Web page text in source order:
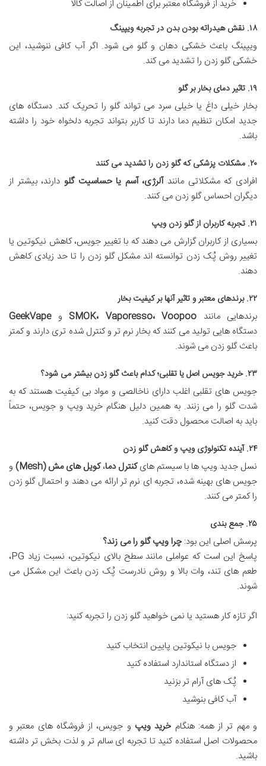
خرید از فروشگاه معتبر برای اطمینان از اصالت کالا
۱۸. نقش هیدراته بودن بدن در تجربه ویپینگ
ویپینگ باعث خشکی دهان و گلو می شود. اگر آب کافی ننوشید، این
خشکی گلو زدن را تشدید می کند.
۱۹. تاثیر دمای بخار بر گلو
بخار خیلی داغ یا خیلی سرد می تواند گلو را تحریک کند. دستگاه های
جدید امکان تنظیم دما دارند تا کاربر بتواند تجربه دلخواه خود را داشته
باشد.
۲۰. مشکلات پزشکی که گلو زدن را تشدید می کنند
افرادی که مشکلاتی مانندآلرژی، آسم یا حساسیت گلو دارند، بیشتر از
دیگران احساس گلو زدن می کنند.
۲۱. تجربه کاربران از گلو زدن ویپ
بسیاری از کاربران گزارش می دهند که با تغییر جویس، کاهش نیکوتین یا
تغییر روش پُک زدن توانسته اند مشکل گلو زدن را تا حد زیادی کاهش
دهند.
۲۲. برندهای معتبر و تاثیر آنها بر کیفیت بخار
برندهایی مانند SMOK، Vaporesso، Voopoo وGeekVape
دستگاه هایی تولید می کنند که بخار نرم تر و کنترل شده تری دارند و کمتر
باعث گلو زدن می شوند.
۲۳. خرید جویس اصل یا تقلبی؛ کدام باعث گلو زدن بیشتر می شود؟
جویس های تقلبی اغلب دارای ناخالصی و مواد بی کیفیت هستند که به
شدت گلو را می زنند. به همین دلیل هنگام خرید ویپ و جویس، حتماً
باید به اصالت محصول دقت کنید.
۲۴. آینده تکنولوژی ویپ و کاهش گلو زدن
نسل جدید ویپ ها با سیستم هایکنترل دما،کویل های مش (Mesh)
و
جویس های بهینه شده، تجربه ای نرم تر ارائه می دهند و احتمال گلو زدن
را کمتر می کنند.
۲۵. جمع بندی
پرسش اصلی این بود:چرا ویپ گلو را می زند؟
پاسخ این است که عواملی مانند سطح بالای نیکوتین، نسبت زیاد PG،
طعم های تند، وات بالا و روش نادرست پُک زدن باعث این مشکل می
شوند.
اگر تازه کار هستید یا نمی خواهید گلو زدن را تجربه کنید:
جویس با نیکوتین پایین انتخاب کنید
از دستگاه استاندارد استفاده کنید
پُک های آرام تر بزنید
آب کافی بنوشید
و مهم تر از همه: هنگامخرید ویپ و جویس، از فروشگاه های معتبر و
محصولات اصل استفاده کنید تا تجربه ای سالم تر و لذت بخش تر داشته
باشید.